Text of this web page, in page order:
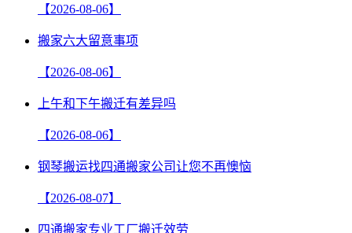
【2026-08-06】
搬家六大留意事项
【2026-08-06】
上午和下午搬迁有差异吗
【2026-08-06】
钢琴搬运找四通搬家公司让您不再懊恼
【2026-08-07】
四通搬家专业工厂搬迁效劳